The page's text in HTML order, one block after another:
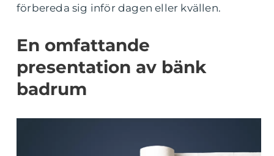
förbereda sig inför dagen eller kvällen.
En omfattande
presentation av bänk
badrum